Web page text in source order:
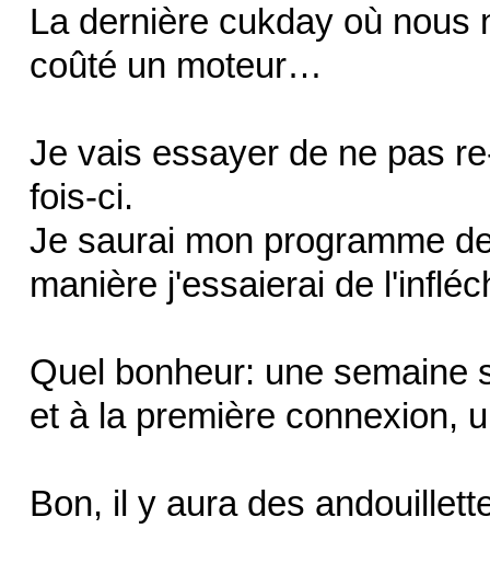
La dernière cukday où nous
coûté un moteur…
Je vais essayer de ne pas
fois-ci.
Je saurai mon programme
manière j'essaierai de
Quel bonheur: une semaine
et à la première connexion,
Bon, il y aura des